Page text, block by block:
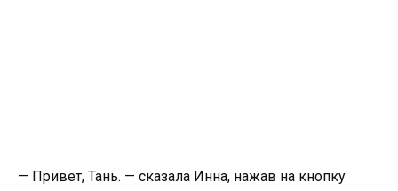
— Привет, Тань. — сказала Инна, нажав на кнопку